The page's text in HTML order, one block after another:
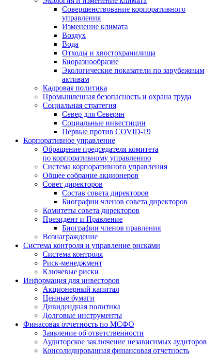
Совершенствование корпоративного
управления
Изменение климата
Воздух
Вода
Отходы и хвостохранилища
Биоразнообразие
Экологические показатели по зарубежным
активам
Кадровая политика
Промышленная безопасность и охрана труда
Социальная стратегия
Север для Северян
Социальные инвестиции
Первые против COVID‑19
Корпоративное управление
Обращение председателя комитета
по корпоративному управлению
Система корпоративного управления
Общее собрание акционеров
Совет директоров
Состав совета директоров
Биографии членов совета директоров
Комитеты совета директоров
Президент и Правление
Биографии членов правления
Вознаграждение
Система контроля и управление рисками
Система контроля
Риск-менеджмент
Ключевые риски
Информация для инвесторов
Акционерный капитал
Ценные бумаги
Дивидендная политика
Долговые инструменты
Финасовая отчетность по МСФО
Заявление об ответственности
Аудиторское заключение независимых аудиторов
Консолидированная финансовая отчетность